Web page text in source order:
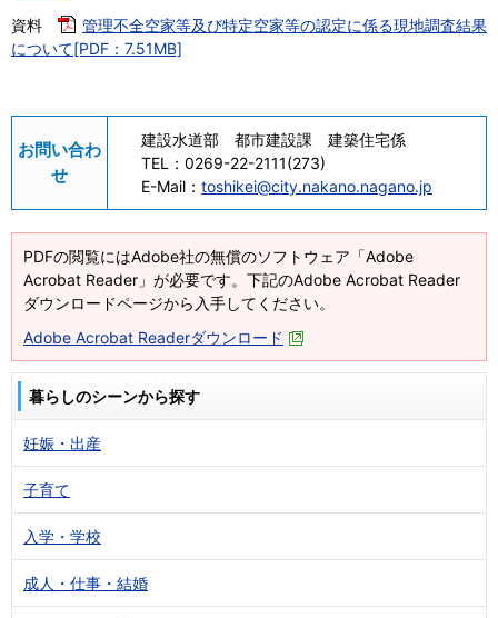
資料
管理不全空家等及び特定空家等の認定に係る現地調査結果
について[PDF：7.51MB]
お問い合わ
せ
建設水道部 都市建設課 建築住宅係
TEL： 0269-22-2111(273)
E-Mail： toshikei@city.nakano.nagano.jp
PDFの閲覧にはAdobe社の無償のソフトウェア「Adobe
Acrobat Reader」が必要です。下記のAdobe Acrobat Reader
ダウンロードページから入手してください。
Adobe Acrobat Readerダウンロード
暮らしのシーンから探す
妊娠・出産
子育て
入学・学校
成人・仕事・結婚